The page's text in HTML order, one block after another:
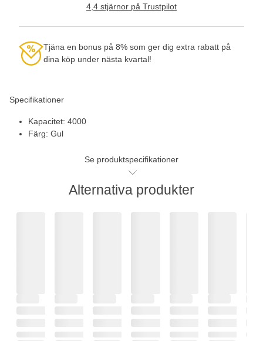
Specifikationer
Kapacitet: 4000
Färg: Gul
Se produktspecifikationer
4,4 stjärnor på Trustpilot
Tjäna en bonus på 8% som ger dig extra rabatt på
dina köp under nästa kvartal!
Alternativa produkter